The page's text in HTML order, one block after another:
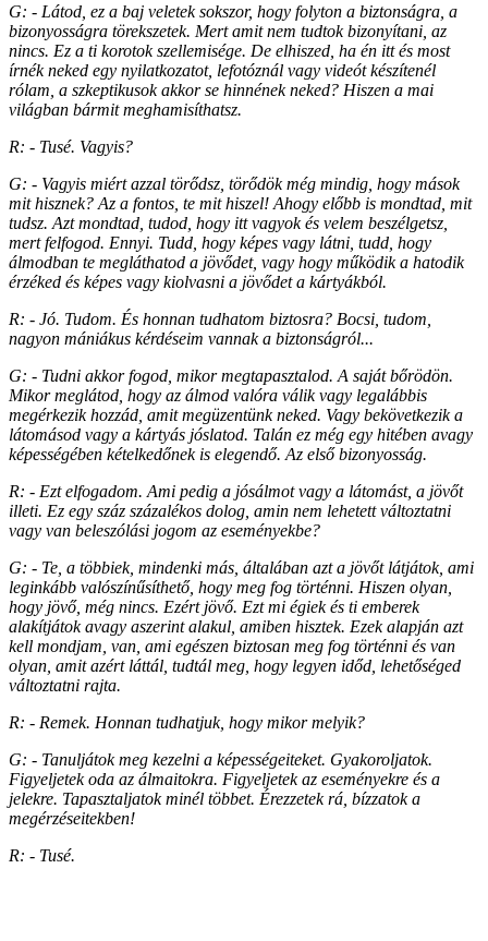
G: - Látod, ez a baj veletek sokszor, hogy folyton a biztonságra, a
bizonyosságra törekszetek. Mert amit nem tudtok bizonyítani, az
nincs. Ez a ti korotok szellemisége. De elhiszed, ha én itt és most
írnék neked egy nyilatkozatot, lefotóznál vagy videót készítenél
rólam, a szkeptikusok akkor se hinnének neked? Hiszen a mai
világban bármit meghamisíthatsz.
R: - Tusé. Vagyis?
G: - Vagyis miért azzal törődsz, törődök még mindig, hogy mások
mit hisznek? Az a fontos, te mit hiszel! Ahogy előbb is mondtad, mit
tudsz. Azt mondtad, tudod, hogy itt vagyok és velem beszélgetsz,
mert felfogod. Ennyi. Tudd, hogy képes vagy látni, tudd, hogy
álmodban te megláthatod a jövődet, vagy hogy működik a hatodik
érzéked és képes vagy kiolvasni a jövődet a kártyákból.
R: - Jó. Tudom. És honnan tudhatom biztosra? Bocsi, tudom,
nagyon mániákus kérdéseim vannak a biztonságról...
G: - Tudni akkor fogod, mikor megtapasztalod. A saját bőrödön.
Mikor meglátod, hogy az álmod valóra válik vagy legalábbis
megérkezik hozzád, amit megüzentünk neked. Vagy bekövetkezik a
látomásod vagy a kártyás jóslatod. Talán ez még egy hitében avagy
képességében kételkedőnek is elegendő. Az első bizonyosság.
R: - Ezt elfogadom. Ami pedig a jósálmot vagy a látomást, a jövőt
illeti. Ez egy száz százalékos dolog, amin nem lehetett változtatni
vagy van beleszólási jogom az eseményekbe?
G: - Te, a többiek, mindenki más, általában azt a jövőt látjátok, ami
leginkább valószínűsíthető, hogy meg fog történni. Hiszen olyan,
hogy jövő, még nincs. Ezért jövő. Ezt mi égiek és ti emberek
alakítjátok avagy aszerint alakul, amiben hisztek. Ezek alapján azt
kell mondjam, van, ami egészen biztosan meg fog történni és van
olyan, amit azért láttál, tudtál meg, hogy legyen időd, lehetőséged
változtatni rajta.
R: - Remek. Honnan tudhatjuk, hogy mikor melyik?
G: - Tanuljátok meg kezelni a képességeiteket. Gyakoroljatok.
Figyeljetek oda az álmaitokra. Figyeljetek az eseményekre és a
jelekre. Tapasztaljatok minél többet. Érezzetek rá, bízzatok a
megérzéseitekben!
R: - Tusé.